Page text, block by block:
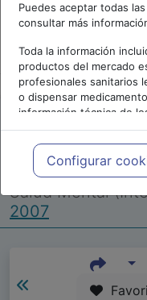
Puedes aceptar todas
consultar más
Toda la información
productos del mercado
profesionales sanitarios
o dispensar
información técnica de
meramente informativo,
profesionales
cada caso concreto, el
necesidades del paciente.
Configurar
Repositorio de
Internacional de
Salud Mental
2007